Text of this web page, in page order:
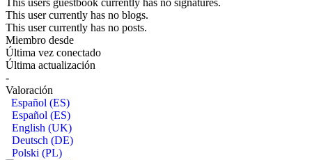
This users guestbook currently has no signatures.
This user currently has no blogs.
This user currently has no posts.
Miembro desde
Última vez conectado
Última actualización
-
Valoración
Español (ES)
Español (ES)
English (UK)
Deutsch (DE)
Polski (PL)